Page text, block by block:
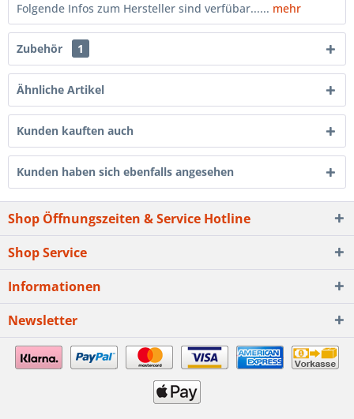
Folgende Infos zum Hersteller sind verfübar...... mehr
Zubehör 1
Ähnliche Artikel
Kunden kauften auch
Kunden haben sich ebenfalls angesehen
Shop Öffnungszeiten & Service Hotline
Shop Service
Informationen
Newsletter